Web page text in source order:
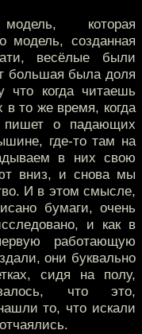
которая
модель, созданная
весёлые были
большая была доля
что когда читаешь
то же время, когда
о падающих
где-то там на
в них свою
вниз, и снова мы
И в этом смысле,
бумаги, очень
и как в
работающую
они буквально
сидя на полу,
что это,
то, что искали